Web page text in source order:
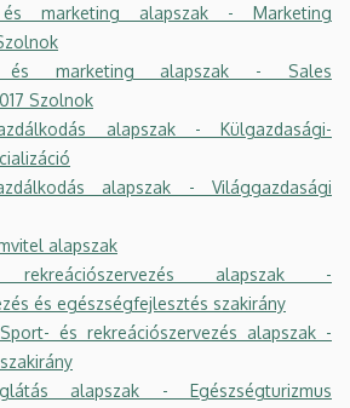
és marketing alapszak - Marketing
és marketing alapszak - Sales
Szolnok
alapszak - Külgazdasági-
alapszak - Világgazdasági
alapszak
alapszak -
és egészségfejlesztés szakirány
és rekreációszervezés alapszak -
alapszak - Egészségturizmus